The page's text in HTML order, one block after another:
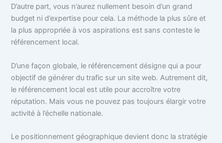
D’autre part, vous n’aurez nullement besoin d’un grand
budget ni d’expertise pour cela. La méthode la plus sûre et
la plus appropriée à vos aspirations est sans conteste le
référencement local.
D’une façon globale, le référencement désigne qui a pour
objectif de générer du trafic sur un site web. Autrement dit,
le référencement local est utile pour accroître votre
réputation. Mais vous ne pouvez pas toujours élargir votre
activité à l’échelle nationale.
Le positionnement géographique devient donc la stratégie